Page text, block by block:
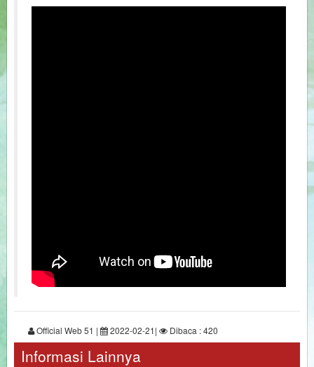
Official Web 51 | 2022-02-21| Dibaca : 420
Informasi Lainnya